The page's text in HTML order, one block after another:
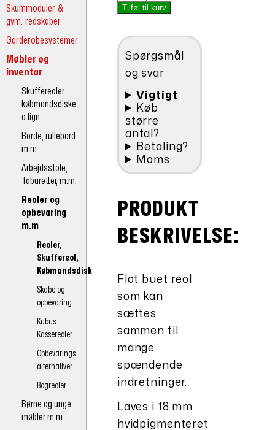
Skummoduler &
gym. redskaber
Garderobesystemer
Møbler og
inventar
Skuffereoler,
købmandsdiske
o.lign
Borde, rullebord
m.m
Arbejdsstole,
Taburetter, m.m.
Reoler og
opbevaring
m.m
Reoler,
Skuffereol,
Købmandsdisk
Skabe og
opbevaring
Kubus
Kassereoler
Opbevarings
alternativer
Bogreoler
Børne og unge
møbler m.m
buet
antal
Tilføj til kurv
Spørgsmål
og svar
Vigtigt
Køb
større
antal?
Betaling?
Moms
PRODUKT
BESKRIVELSE:
Flot buet reol
som kan
sættes
sammen til
mange
spændende
indretninger.
Laves i 18 mm
hvidpigmenteret